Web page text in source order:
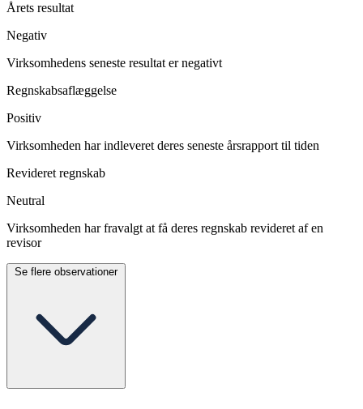
Årets resultat
Negativ
Virksomhedens seneste resultat er negativt
Regnskabsaflæggelse
Positiv
Virksomheden har indleveret deres seneste årsrapport til tiden
Revideret regnskab
Neutral
Virksomheden har fravalgt at få deres regnskab revideret af en
revisor
Se flere observationer